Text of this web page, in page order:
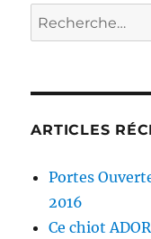
Recherche
pour :
ARTICLES
Portes
2016
Ce chiot